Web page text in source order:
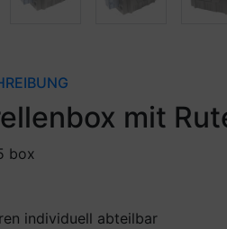
mit
individuell abteilbar